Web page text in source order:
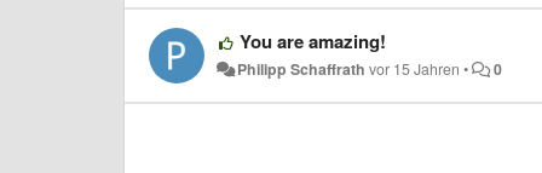
You are amazing!
Philipp Schaffrath vor 15 Jahren • 0